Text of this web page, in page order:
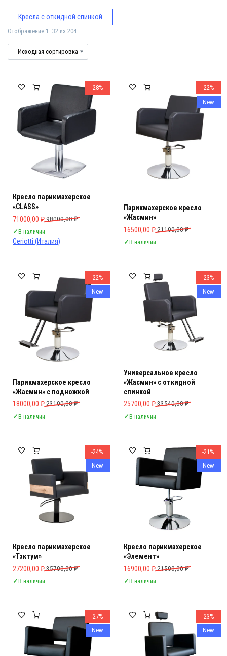
Кресла с откидной спинкой
Отображение 1–32 из 204
-28%
Кресло парикмахерское
«CLASS»
98000,00₽
Первоначальная цена составляла 98000,00 ₽.
71000,00 ₽
Текущая цена: 71000,00 ₽.
✓В наличии
Ceriotti (Италия)
-22%
New
Парикмахерское кресло
«Жасмин»
21100,00₽
Первоначальная цена
16500,00 ₽
Текущая цена: 16500,00 ₽.
✓В наличии
-22%
New
Парикмахерское кресло
«Жасмин» с подножкой
23100,00₽
Первоначальная цена составляла 23100,00 ₽.
18000,00 ₽
Текущая цена: 18000,00 ₽.
✓В наличии
-23%
New
Универсальное кресло
«Жасмин» с откидной
спинкой
33540,00₽
Первоначальная цена
25700,00 ₽
Текущая цена: 25700,00 ₽.
✓В наличии
-24%
New
Кресло парикмахерское
«Тэктум»
35700,00₽
Первоначальная цена составляла 35700,00 ₽.
27200,00 ₽
Текущая цена: 27200,00 ₽.
✓В наличии
-21%
New
Кресло парикмахерское
«Элемент»
21500,00₽
Первоначальная цена
16900,00 ₽
Текущая цена: 16900,00 ₽.
✓В наличии
-27%
New
-23%
New